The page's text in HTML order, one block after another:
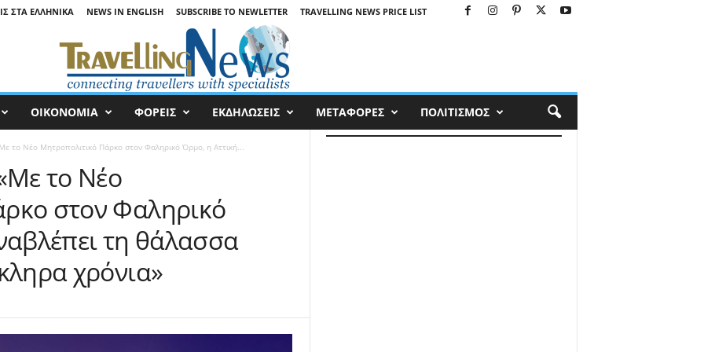
ΣΤΑ ΕΛΛΗΝΙΚΆ NEWS IN ENGLISH SUBSCRIBE TO NEWLETTER TRAVELLING NEWS PRICE LIST
ΟΙΚΟΝΟΜΙΑ ΦΟΡΕΙΣ ΕΚΔΗΛΩΣΕΙΣ ΜΕΤΑΦΟΡΕΣ ΠΟΛΙΤΙΣΜΟΣ
το Νέο Μητροπολιτικό Πάρκο στον Φαληρικό Όρμο, η Αττική...
το Νέο
στον Φαληρικό
τη θάλασσα
χρόνια»